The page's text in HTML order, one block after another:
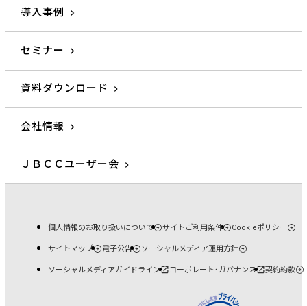
導入事例
セミナー
資料ダウンロード
会社情報
ＪＢＣＣユーザー会
個人情報のお取り扱いについて サイトご利用条件 Cookieポリシー
サイトマップ 電子公告 ソーシャルメディア運用方針
ソーシャルメディアガイドライン コーポレート・ガバナンス 契約約款